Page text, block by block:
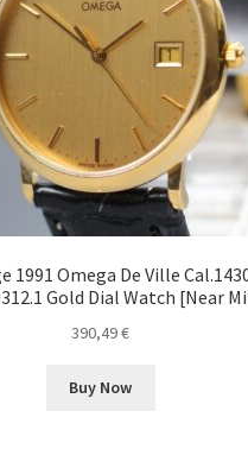
1991 Omega De Ville
Gold Dial Watch [Near
390,49€
Buy Now